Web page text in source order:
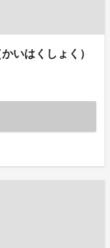
いはくしょく）